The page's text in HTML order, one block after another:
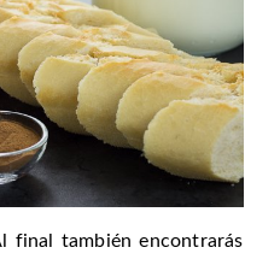
final también encontrarás